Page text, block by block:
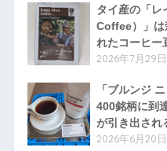
タイ産の「レ
Coffee）」は
れたコーヒー
2026年7月29日
「ブルンジ
400銘柄に到
が引き出され
2026年6月20日